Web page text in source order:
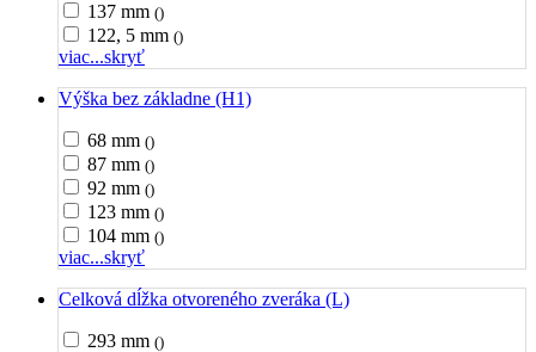
137 mm ()
122, 5 mm ()
viac...skryť
Výška bez základne (H1)
68 mm ()
87 mm ()
92 mm ()
123 mm ()
104 mm ()
viac...skryť
Celková dĺžka otvoreného zveráka (L)
293 mm ()